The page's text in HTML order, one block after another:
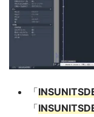
「
「